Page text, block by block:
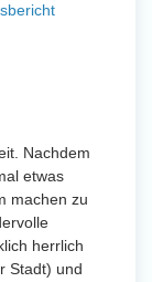
Nachdem
etwas
machen zu
herrlich
Stadt) und